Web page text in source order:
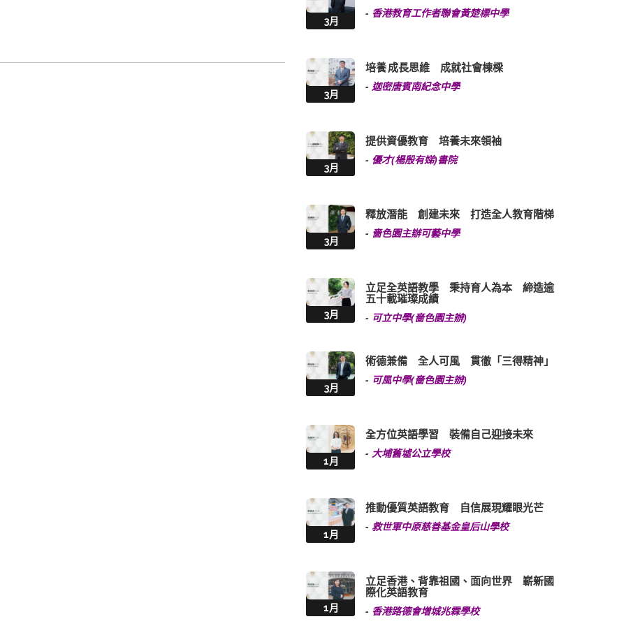
3月
- 香港教育工作者聯會黃楚標中學
3月
培養 成長思維 成就社會棟樑
-迦密唐賓南紀念中學
3月
提供資優教育 培養未來領袖
- 優才(楊殷有娣)書院
3月
釋放潛能 創建未來 打造全人教育階梯
- 嗇色園主辦可藝中學
3月
立足全英語教學 秉持育人為本 締造逾
五十載璀璨成績
- 可立中學(嗇色園主辦)
3月
術德兼備 全人可風 貫徹「三得精神」
- 可風中學(嗇色園主辦)
1月
全方位英語學習 裝備自己迎接未來
-大埔舊墟公立學校
1月
推動優質英語教育 自信展現耀眼光芒
- 救世軍中原慈善基金皇后山學校
1月
立足香港、背靠祖國、面向世界 嶄新國
際化英語教育
- 香港路德會增城兆霖學校